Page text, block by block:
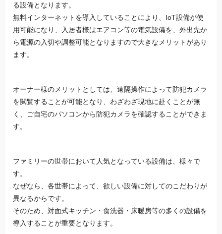
る設備となります。
無料インターネットを導入していることにより、IoT設備が使
用可能になり、入居者様はエアコン等の電気設備を、外出先か
ら電源の入切や調整可能となりますので大きなメリットがあり
ます。
オーナー様のメリットとしては、遠隔操作によって防犯カメラ
を閲覧することが可能となり、わざわざ現地に赴くことが無
く、ご自宅のパソコンから防犯カメラを確認することができま
す。
ファミリーの世帯において人気となっている設備は、様々で
す。
なぜなら、各世帯によって、欲しい設備に対してのこだわりが
異なるからです。
そのため、対面式キッチン・食洗器・床暖房等の多くの設備を
導入することが重要となります。